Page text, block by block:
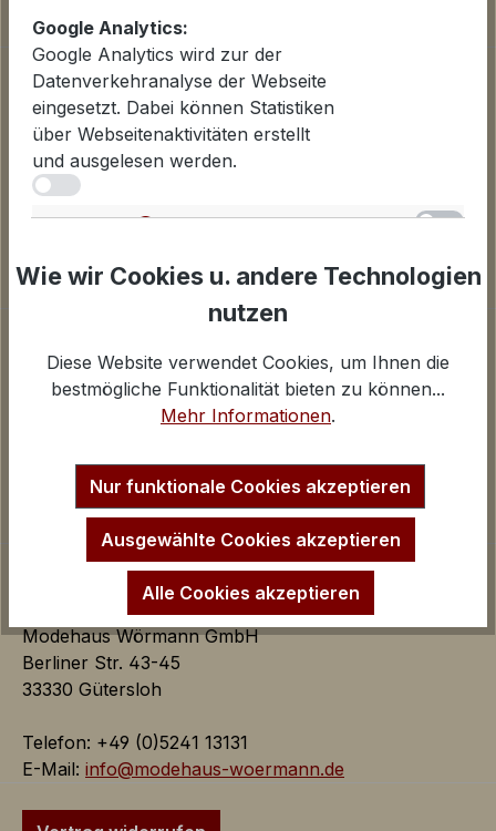
Informationen
Datenschutzerklärung
Lieferinformationen
Zahlungsarten
AGB
Widerrufsbelehrung
Über uns
Kontakt und E-Mail
Anfahrt Ladengeschäfte
Startseite
Modehaus Wörmann GmbH
Berliner Str. 43-45
33330 Gütersloh
Telefon: +49 (0)5241 13131
E-Mail: info@modehaus-woermann.de
Google Analytics:
Google Analytics wird zur der
Datenverkehranalyse der Webseite
eingesetzt. Dabei können Statistiken
über Webseitenaktivitäten erstellt
und ausgelesen werden.
Statistiken
Inaktiv
genutzte Cookies.
Google Analytics
Marketing Cookies dienen dazu Werbeanzeigen
auf der Webseite zielgerichtet und individuell über
mehrere Seitenaufrufe und Browsersitzungen zu
schalten.
Google AdSense:
Das Cookie wird von Google
AdSense für Förderung der
Webseite verwendet.
Das Google Conversion Tracking
Wie wir Cookies u. andere Technologien
nutzen
Diese Website verwendet Cookies, um Ihnen die
bestmögliche Funktionalität bieten zu können...
Mehr Informationen.
Nur funktionale Cookies akzeptieren
Ausgewählte Cookies akzeptieren
Alle Cookies akzeptieren